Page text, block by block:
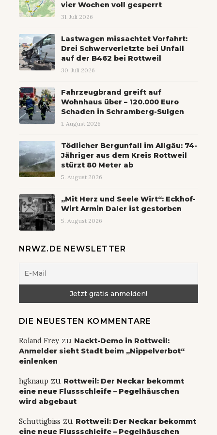
vier Wochen voll gesperrt
31. Juli 2026
Lastwagen missachtet Vorfahrt:
Drei Schwerverletzte bei Unfall
auf der B462 bei Rottweil
30. Juli 2026
Fahrzeugbrand greift auf
Wohnhaus über – 120.000 Euro
Schaden in Schramberg-Sulgen
1. August 2026
Tödlicher Bergunfall im Allgäu: 74-
Jähriger aus dem Kreis Rottweil
stürzt 80 Meter ab
5. August 2026
„Mit Herz und Seele Wirt“: Eckhof-
Wirt Armin Daler ist gestorben
5. August 2026
NRWZ.DE NEWSLETTER
DIE NEUESTEN KOMMENTARE
Roland Frey zu Nackt-Demo in Rottweil:
Anmelder sieht Stadt beim „Nippelverbot“
einlenken
hgknaup zu Rottweil: Der Neckar bekommt
eine neue Flussschleife – Pegelhäuschen
wird abgebaut
Schuttigbiss zu Rottweil: Der Neckar bekommt
eine neue Flussschleife – Pegelhäuschen